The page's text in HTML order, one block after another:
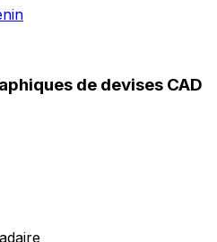
de devises CAD